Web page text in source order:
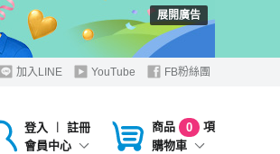
展開廣告
加入LINE YouTube FB粉絲團
登入 ︱
註冊
會員中心
商品 0
項
購物車